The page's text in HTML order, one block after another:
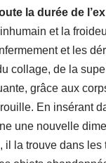
la durée de
et la
et les
collage, de la
grâce aux
En insérant
une nouvelle
il la trouve dans